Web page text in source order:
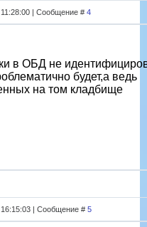
| Сообщение # 4
в ОБД не
будет,а ведь
на том кладбище
16:15:03 | Сообщение # 5